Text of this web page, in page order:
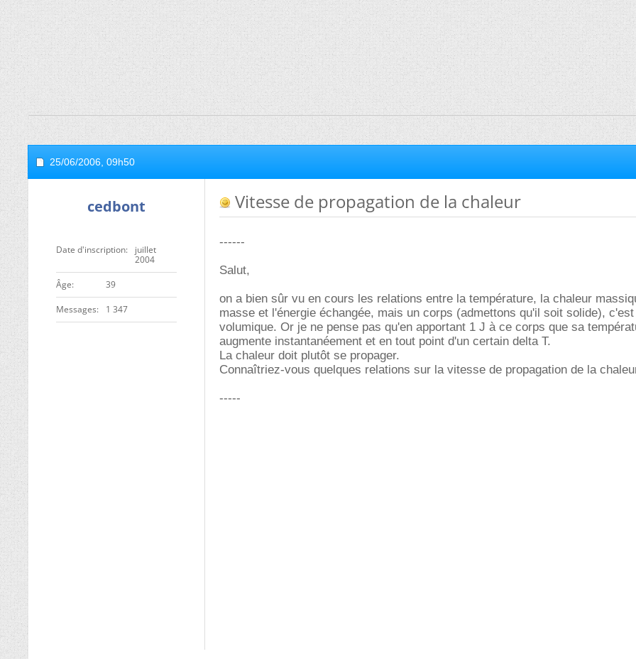
25/06/2006, 09h50
cedbont
Date d'inscription
juillet
2004
ge 39
Messages 1 347
Vitesse de propagation de la chaleur
------
Salut,
on a bien sûr vu en cours les relations entre la température, la chaleur
masse et l'énergie échangée, mais un corps (admettons qu'il soit solide),
volumique. Or je ne pense pas qu'en apportant 1 J à ce corps que sa
augmente instantanéement et en tout point d'un certain delta T.
La chaleur doit plutôt se propager.
Connaîtriez-vous quelques relations sur la vitesse de propagation de la
-----